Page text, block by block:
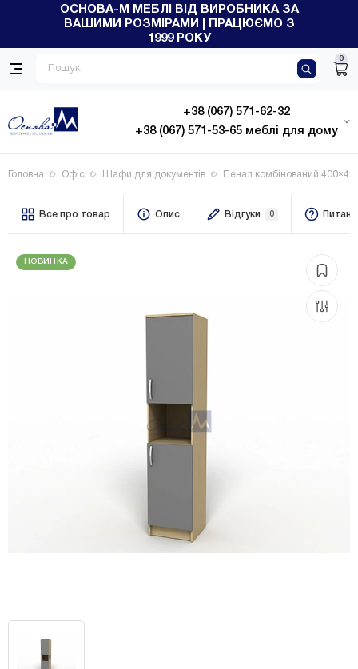
ОСНОВА-М МЕБЛІ ВІД ВИРОБНИКА ЗА
ВАШИМИ РОЗМІРАМИ | ПРАЦЮЄМО З
1999 РОКУ
0
+38 (067) 571-62-32
+38 (067) 571-53-65 меблі для дому
Головна Офіс Шафи для документів Пенал комбінований
Все про товар Опис Відгуки 0
НОВИНКА